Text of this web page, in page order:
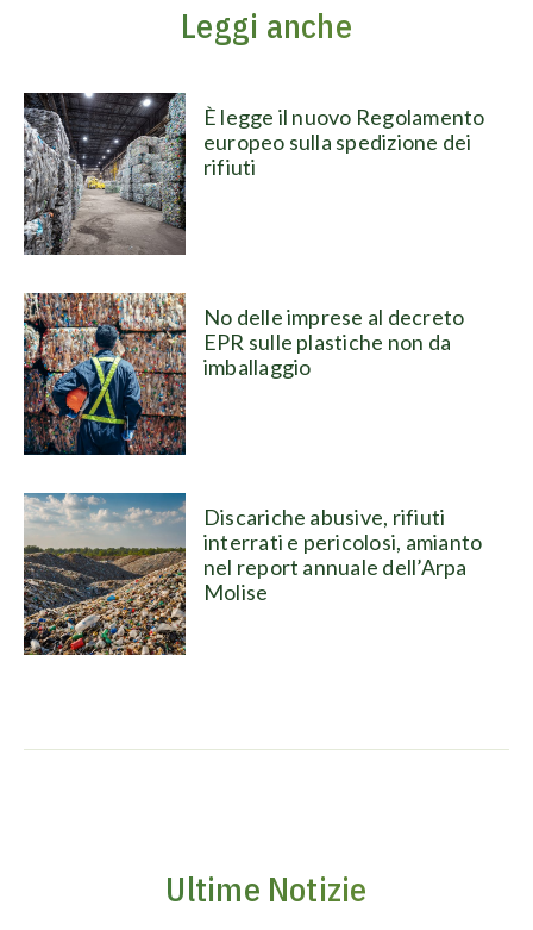
Leggi anche
È legge il nuovo Regolamento
europeo sulla spedizione dei
rifiuti
No delle imprese al decreto
EPR sulle plastiche non da
imballaggio
Discariche abusive, rifiuti
interrati e pericolosi, amianto
nel report annuale dell’Arpa
Molise
Ultime Notizie